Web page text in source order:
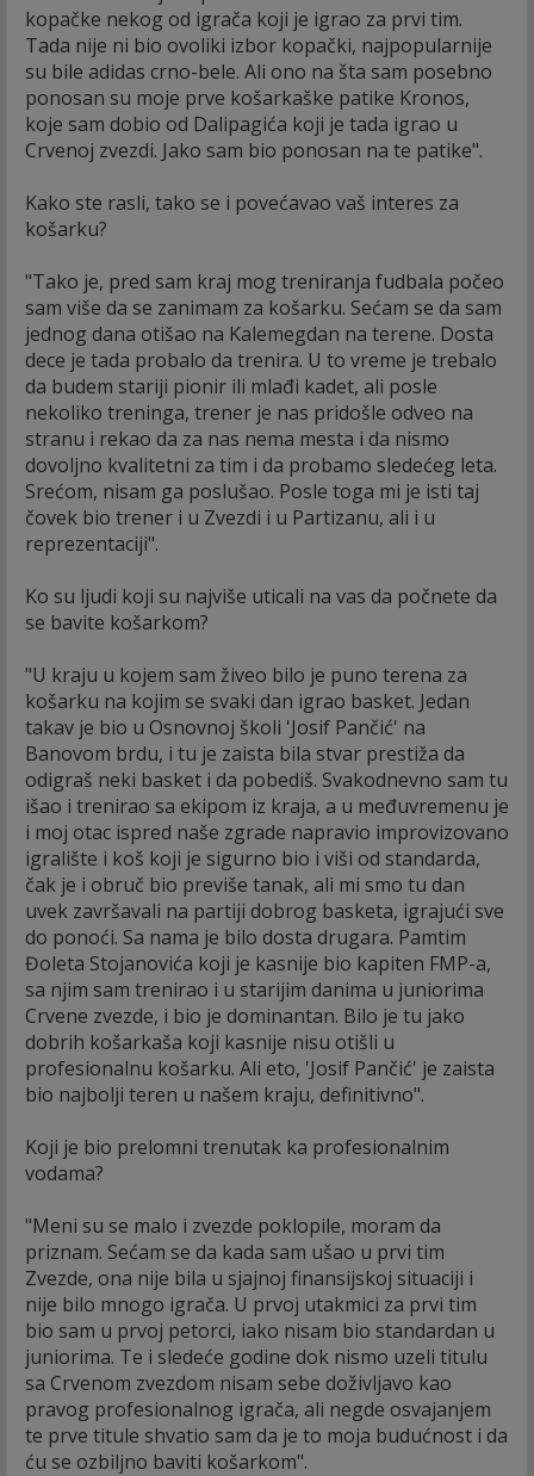
kopačke nekog od igrača koji je igrao za prvi tim.
Tada nije ni bio ovoliki izbor kopački, najpopularnije
su bile adidas crno-bele. Ali ono na šta sam posebno
ponosan su moje prve košarkaške patike Kronos,
koje sam dobio od Dalipagića koji je tada igrao u
Crvenoj zvezdi. Jako sam bio ponosan na te patike".
Kako ste rasli, tako se i povećavao vaš interes za
košarku?
"Tako je, pred sam kraj mog treniranja fudbala počeo
sam više da se zanimam za košarku. Sećam se da sam
jednog dana otišao na Kalemegdan na terene. Dosta
dece je tada probalo da trenira. U to vreme je trebalo
da budem stariji pionir ili mlađi kadet, ali posle
nekoliko treninga, trener je nas pridošle odveo na
stranu i rekao da za nas nema mesta i da nismo
dovoljno kvalitetni za tim i da probamo sledećeg leta.
Srećom, nisam ga poslušao. Posle toga mi je isti taj
čovek bio trener i u Zvezdi i u Partizanu, ali i u
reprezentaciji".
Ko su ljudi koji su najviše uticali na vas da počnete da
se bavite košarkom?
"U kraju u kojem sam živeo bilo je puno terena za
košarku na kojim se svaki dan igrao basket. Jedan
takav je bio u Osnovnoj školi 'Josif Pančić' na
Banovom brdu, i tu je zaista bila stvar prestiža da
odigraš neki basket i da pobediš. Svakodnevno sam tu
išao i trenirao sa ekipom iz kraja, a u međuvremenu je
i moj otac ispred naše zgrade napravio improvizovano
igralište i koš koji je sigurno bio i viši od standarda,
čak je i obruč bio previše tanak, ali mi smo tu dan
uvek završavali na partiji dobrog basketa, igrajući sve
do ponoći. Sa nama je bilo dosta drugara. Pamtim
Đoleta Stojanovića koji je kasnije bio kapiten FMP-a,
sa njim sam trenirao i u starijim danima u juniorima
Crvene zvezde, i bio je dominantan. Bilo je tu jako
dobrih košarkaša koji kasnije nisu otišli u
profesionalnu košarku. Ali eto, 'Josif Pančić' je zaista
bio najbolji teren u našem kraju, definitivno".
Koji je bio prelomni trenutak ka profesionalnim
vodama?
"Meni su se malo i zvezde poklopile, moram da
priznam. Sećam se da kada sam ušao u prvi tim
Zvezde, ona nije bila u sjajnoj finansijskoj situaciji i
nije bilo mnogo igrača. U prvoj utakmici za prvi tim
bio sam u prvoj petorci, iako nisam bio standardan u
juniorima. Te i sledeće godine dok nismo uzeli titulu
sa Crvenom zvezdom nisam sebe doživljavo kao
pravog profesionalnog igrača, ali negde osvajanjem
te prve titule shvatio sam da je to moja budućnost i da
ću se ozbiljno baviti košarkom".